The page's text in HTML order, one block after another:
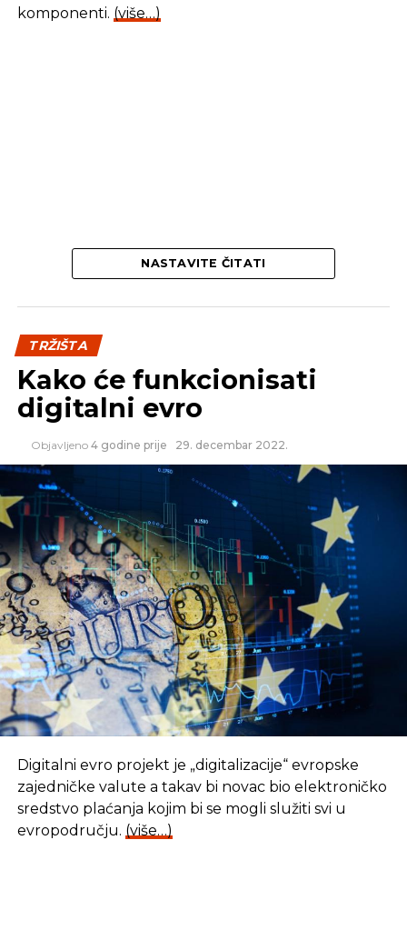
komponenti. (više…)
NASTAVITE ČITATI
TRŽIŠTA
Kako će funkcionisati
digitalni evro
Objavljeno 4 godine prije 29. decembar 2022.
Digitalni evro projekt je „digitalizacije“ evropske
zajedničke valute a takav bi novac bio elektroničko
sredstvo plaćanja kojim bi se mogli služiti svi u
evropodručju. (više…)